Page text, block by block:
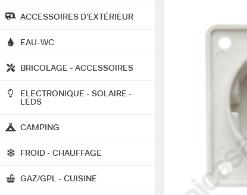
ACCESSOIRES D'EXTÉRIEUR
EAU-WC
BRICOLAGE - ACCESSOIRES
ELECTRONIQUE - SOLAIRE -
LEDS
CAMPING
FROID - CHAUFFAGE
GAZ/GPL - CUISINE